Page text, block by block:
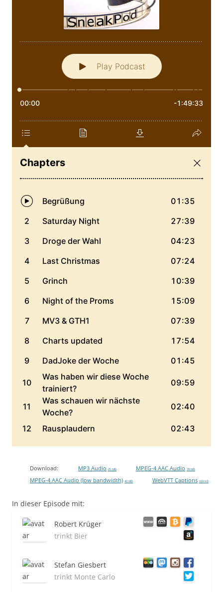
Download: MP3 Audio 75 MB MPEG-4 AAC Audio 78 MB
MPEG-4 AAC Audio (low bandwidth) 40 MB WebVTT Captions 169 KB
In dieser Episode mit:
Robert Krüger
trinkt Bier
Stefan Giesbert
trinkt Monte Carlo